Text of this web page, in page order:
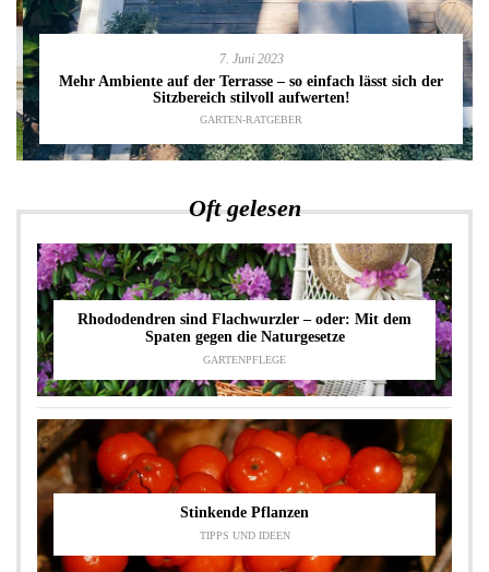
7. Juni 2023
Mehr Ambiente auf der Terrasse – so einfach lässt sich der
Sitzbereich stilvoll aufwerten!
GARTEN-RATGEBER
Oft gelesen
Rhododendren sind Flachwurzler – oder: Mit dem
Spaten gegen die Naturgesetze
GARTENPFLEGE
Stinkende Pflanzen
TIPPS UND IDEEN